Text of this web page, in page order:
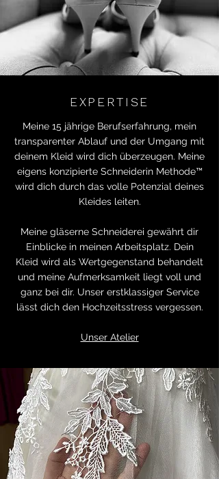
EXPERTISE
Meine 15 jährige Berufserfahrung, mein
transparenter Ablauf und der Umgang mit
deinem Kleid wird dich überzeugen. Meine
eigens konzipierte Schneiderin Methode™
wird dich durch das volle Potenzial deines
Kleides leiten.
Meine gläserne Schneiderei gewährt dir
Einblicke in meinen Arbeitsplatz. Dein
Kleid wird als Wertgegenstand behandelt
und meine Aufmerksamkeit liegt voll und
ganz bei dir. Unser erstklassiger Service
lässt dich den Hochzeitsstress vergessen.
Unser Atelier